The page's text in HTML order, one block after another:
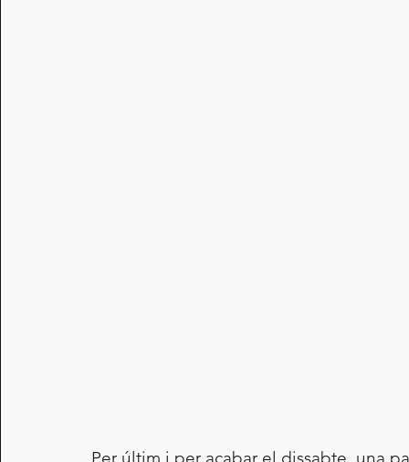
Per últim i per acabar el dissabte, una